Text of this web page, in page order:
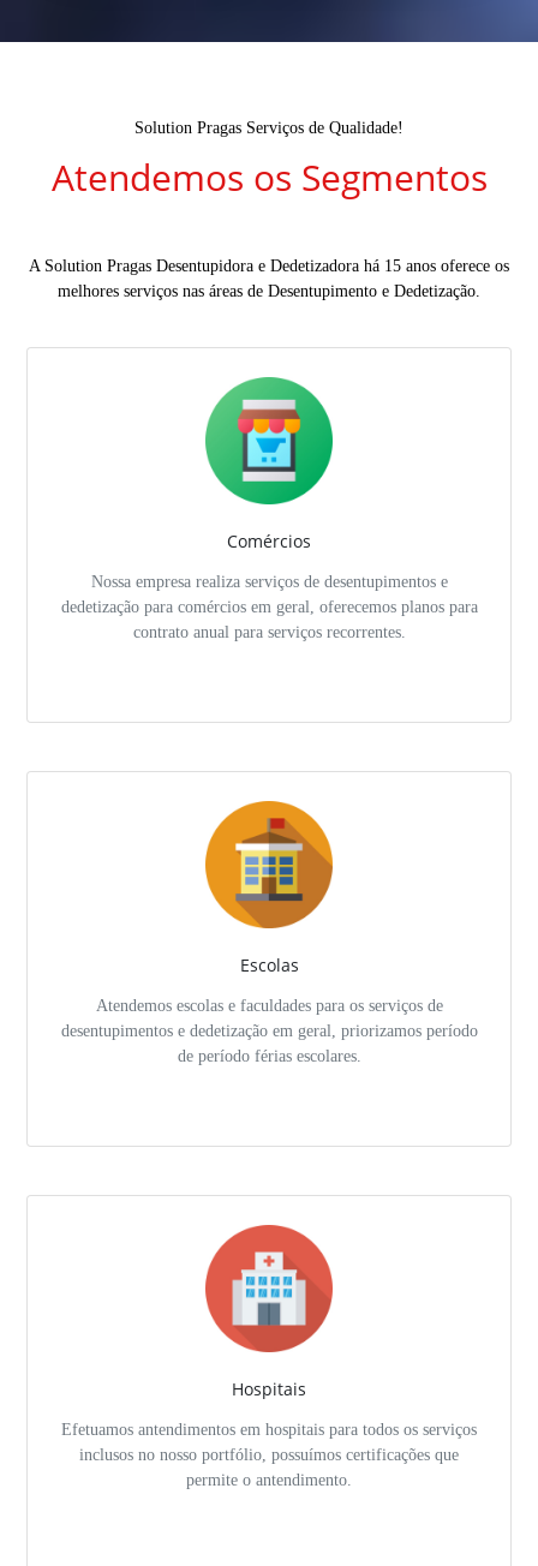
Solution Pragas Serviços de Qualidade!
Atendemos os Segmentos
A Solution Pragas Desentupidora e Dedetizadora há 15 anos oferece os
melhores serviços nas áreas de Desentupimento e Dedetização.
Comércios
Nossa empresa realiza serviços de desentupimentos e
dedetização para comércios em geral, oferecemos planos para
contrato anual para serviços recorrentes.
Escolas
Atendemos escolas e faculdades para os serviços de
desentupimentos e dedetização em geral, priorizamos período
de período férias escolares.
Hospitais
Efetuamos antendimentos em hospitais para todos os serviços
inclusos no nosso portfólio, possuímos certificações que
permite o antendimento.